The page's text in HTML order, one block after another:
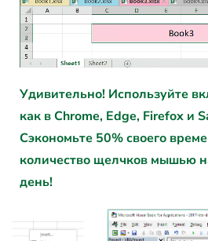
Удивительно! Используйте
как в Chrome, Edge, Firefox и
Сэкономьте 50% своего
количество щелчков мышью
день!